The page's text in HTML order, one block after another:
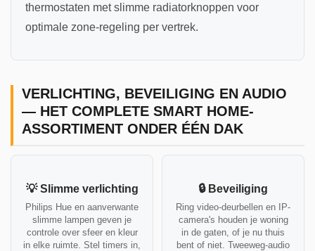
thermostaten met slimme radiatorknoppen voor
optimale zone-regeling per vertrek.
VERLICHTING, BEVEILIGING EN AUDIO
— HET COMPLETE SMART HOME-
ASSORTIMENT ONDER ÉÉN DAK
💡 Slimme verlichting
Philips Hue en aanverwante
slimme lampen geven je
controle over sfeer en kleur
in elke ruimte. Stel timers in,
🔒 Beveiliging
Ring video-deurbellen en IP-
camera's houden je woning
in de gaten, of je nu thuis
bent of niet. Tweeweg-audio